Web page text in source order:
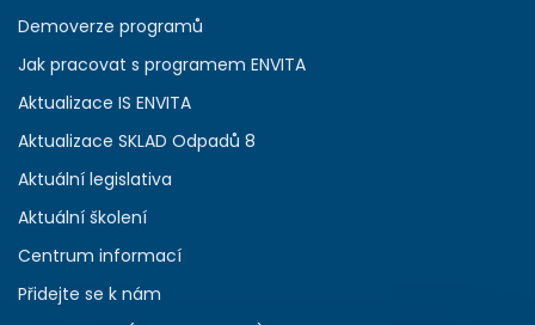
Demoverze programů
Jak pracovat s programem ENVITA
Aktualizace IS ENVITA
Aktualizace SKLAD Odpadů 8
Aktuální legislativa
Aktuální školení
Centrum informací
Přidejte se k nám